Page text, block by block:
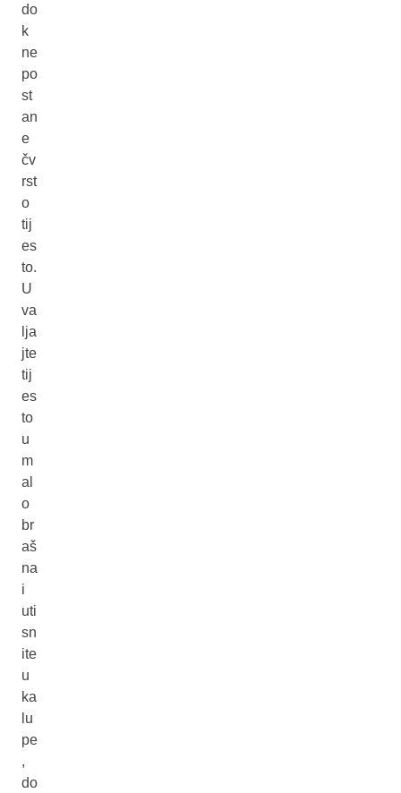
do
k
ne
po
st
an
e
čv
rst
o
tij
es
to.
U
va
lja
jte
tij
es
to
u
m
al
o
br
aš
na
i
uti
sn
ite
u
ka
lu
pe
,
do